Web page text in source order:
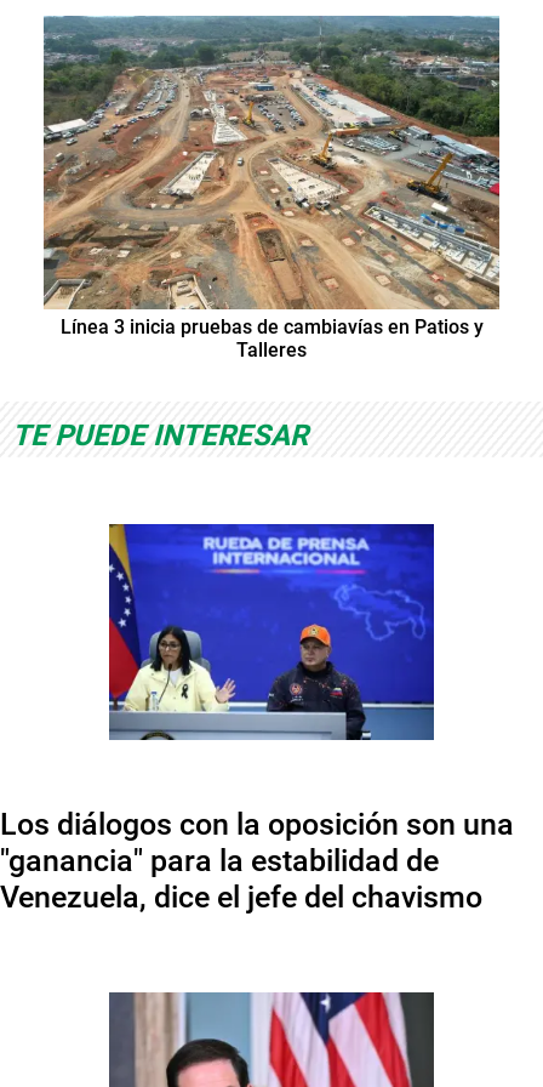
Línea 3 inicia pruebas de cambiavías en Patios y
Talleres
TE PUEDE INTERESAR
Los diálogos con la oposición son una
"ganancia" para la estabilidad de
Venezuela, dice el jefe del chavismo